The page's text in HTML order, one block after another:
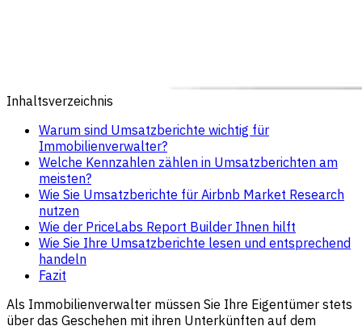
Inhaltsverzeichnis
Warum sind Umsatzberichte wichtig für
Immobilienverwalter?
Welche Kennzahlen zählen in Umsatzberichten am
meisten?
Wie Sie Umsatzberichte für Airbnb Market Research
nutzen
Wie der PriceLabs Report Builder Ihnen hilft
Wie Sie Ihre Umsatzberichte lesen und entsprechend
handeln
Fazit
Als Immobilienverwalter müssen Sie Ihre Eigentümer stets
über das Geschehen mit ihren Unterkünften auf dem